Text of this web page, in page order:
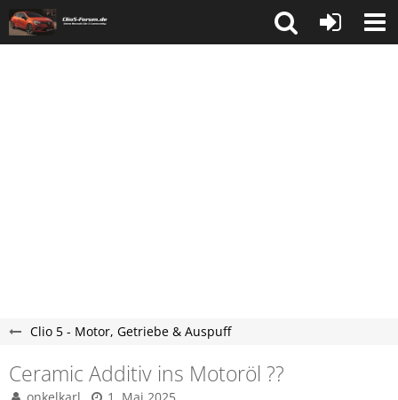
Clio 5 - Motor, Getriebe & Auspuff
Ceramic Additiv ins Motoröl ??